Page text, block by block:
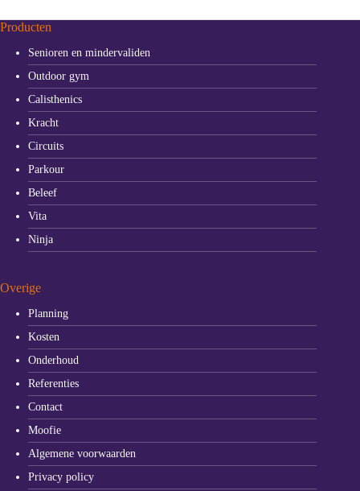
Producten
Senioren en mindervaliden
Outdoor gym
Calisthenics
Kracht
Circuits
Parkour
Beleef
Vita
Ninja
Overige
Planning
Kosten
Onderhoud
Referenties
Contact
Moofie
Algemene voorwaarden
Privacy policy